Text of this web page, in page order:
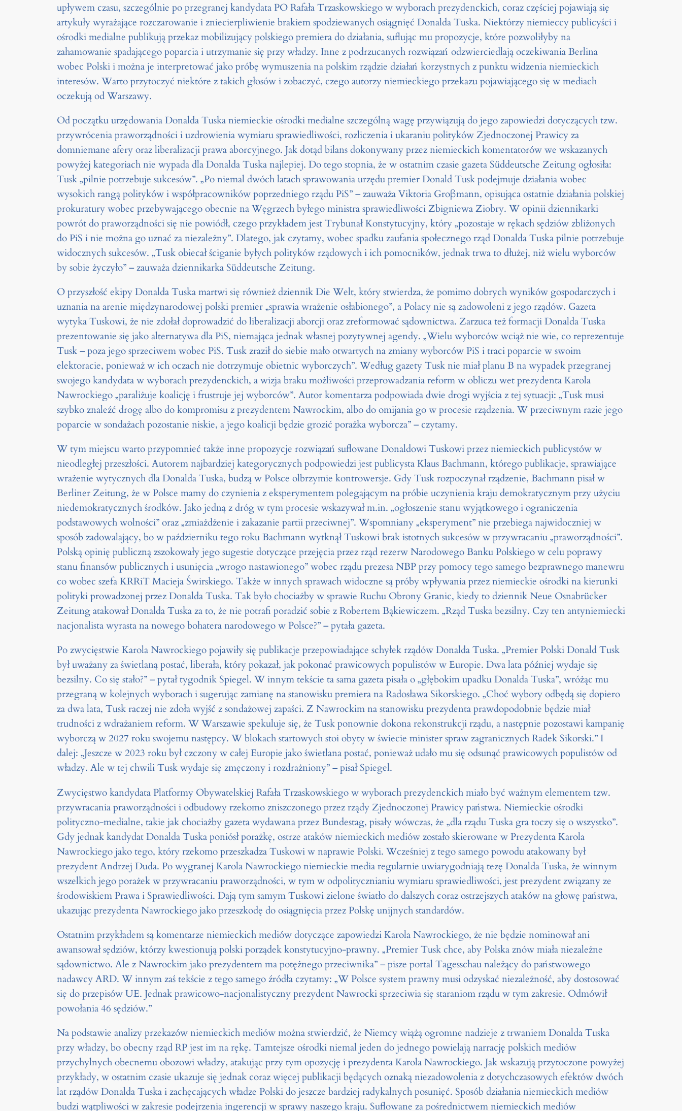
upływem czasu, szczególnie po przegranej kandydata PO Rafała Trzaskowskiego w wyborach prezydenckich, coraz częściej pojawiają się
artykuły wyrażające rozczarowanie i zniecierpliwienie brakiem spodziewanych osiągnięć Donalda Tuska. Niektórzy niemieccy publicyści i
ośrodki medialne publikują przekaz mobilizujący polskiego premiera do działania, suflując mu propozycje, które pozwoliłyby na
zahamowanie spadającego poparcia i utrzymanie się przy władzy. Inne z podrzucanych rozwiązań odzwierciedlają oczekiwania Berlina
wobec Polski i można je interpretować jako próbę wymuszenia na polskim rządzie działań korzystnych z punktu widzenia niemieckich
interesów. Warto przytoczyć niektóre z takich głosów i zobaczyć, czego autorzy niemieckiego przekazu pojawiającego się w mediach
oczekują od Warszawy.
Od początku urzędowania Donalda Tuska niemieckie ośrodki medialne szczególną wagę przywiązują do jego zapowiedzi dotyczących tzw.
przywrócenia praworządności i uzdrowienia wymiaru sprawiedliwości, rozliczenia i ukaraniu polityków Zjednoczonej Prawicy za
domniemane afery oraz liberalizacji prawa aborcyjnego. Jak dotąd bilans dokonywany przez niemieckich komentatorów we wskazanych
powyżej kategoriach nie wypada dla Donalda Tuska najlepiej. Do tego stopnia, że w ostatnim czasie gazeta Süddeutsche Zeitung ogłosiła:
Tusk „pilnie potrzebuje sukcesów”. „Po niemal dwóch latach sprawowania urzędu premier Donald Tusk podejmuje działania wobec
wysokich rangą polityków i współpracowników poprzedniego rządu PiS” – zauważa Viktoria Groβmann, opisująca ostatnie działania polskiej
prokuratury wobec przebywającego obecnie na Węgrzech byłego ministra sprawiedliwości Zbigniewa Ziobry. W opinii dziennikarki
powrót do praworządności się nie powiódł, czego przykładem jest Trybunał Konstytucyjny, który „pozostaje w rękach sędziów zbliżonych
do PiS i nie można go uznać za niezależny”. Dlatego, jak czytamy, wobec spadku zaufania społecznego rząd Donalda Tuska pilnie potrzebuje
widocznych sukcesów. „Tusk obiecał ściganie byłych polityków rządowych i ich pomocników, jednak trwa to dłużej, niż wielu wyborców
by sobie życzyło” – zauważa dziennikarka Süddeutsche Zeitung.
O przyszłość ekipy Donalda Tuska martwi się również dziennik Die Welt, który stwierdza, że pomimo dobrych wyników gospodarczych i
uznania na arenie międzynarodowej polski premier „sprawia wrażenie osłabionego”, a Polacy nie są zadowoleni z jego rządów. Gazeta
wytyka Tuskowi, że nie zdołał doprowadzić do liberalizacji aborcji oraz zreformować sądownictwa. Zarzuca też formacji Donalda Tuska
prezentowanie się jako alternatywa dla PiS, niemająca jednak własnej pozytywnej agendy. „Wielu wyborców wciąż nie wie, co reprezentuje
Tusk – poza jego sprzeciwem wobec PiS. Tusk zraził do siebie mało otwartych na zmiany wyborców PiS i traci poparcie w swoim
elektoracie, ponieważ w ich oczach nie dotrzymuje obietnic wyborczych”. Według gazety Tusk nie miał planu B na wypadek przegranej
swojego kandydata w wyborach prezydenckich, a wizja braku możliwości przeprowadzania reform w obliczu wet prezydenta Karola
Nawrockiego „paraliżuje koalicję i frustruje jej wyborców”. Autor komentarza podpowiada dwie drogi wyjścia z tej sytuacji: „Tusk musi
szybko znaleźć drogę albo do kompromisu z prezydentem Nawrockim, albo do omijania go w procesie rządzenia. W przeciwnym razie jego
poparcie w sondażach pozostanie niskie, a jego koalicji będzie grozić porażka wyborcza” – czytamy.
W tym miejscu warto przypomnieć także inne propozycje rozwiązań suflowane Donaldowi Tuskowi przez niemieckich publicystów w
nieodległej przeszłości. Autorem najbardziej kategorycznych podpowiedzi jest publicysta Klaus Bachmann, którego publikacje, sprawiające
wrażenie wytycznych dla Donalda Tuska, budzą w Polsce olbrzymie kontrowersje. Gdy Tusk rozpoczynał rządzenie, Bachmann pisał w
Berliner Zeitung, że w Polsce mamy do czynienia z eksperymentem polegającym na próbie uczynienia kraju demokratycznym przy użyciu
niedemokratycznych środków. Jako jedną z dróg w tym procesie wskazywał m.in. „ogłoszenie stanu wyjątkowego i ograniczenia
podstawowych wolności” oraz „zmiażdżenie i zakazanie partii przeciwnej”. Wspomniany „eksperyment” nie przebiega najwidoczniej w
sposób zadowalający, bo w październiku tego roku Bachmann wytknął Tuskowi brak istotnych sukcesów w przywracaniu „praworządności”.
Polską opinię publiczną zszokowały jego sugestie dotyczące przejęcia przez rząd rezerw Narodowego Banku Polskiego w celu poprawy
stanu finansów publicznych i usunięcia „wrogo nastawionego” wobec rządu prezesa NBP przy pomocy tego samego bezprawnego manewru
co wobec szefa KRRiT Macieja Świrskiego. Także w innych sprawach widoczne są próby wpływania przez niemieckie ośrodki na kierunki
polityki prowadzonej przez Donalda Tuska. Tak było chociażby w sprawie Ruchu Obrony Granic, kiedy to dziennik Neue Osnabrücker
Zeitung atakował Donalda Tuska za to, że nie potrafi poradzić sobie z Robertem Bąkiewiczem. „Rząd Tuska bezsilny. Czy ten antyniemiecki
nacjonalista wyrasta na nowego bohatera narodowego w Polsce?” – pytała gazeta.
Po zwycięstwie Karola Nawrockiego pojawiły się publikacje przepowiadające schyłek rządów Donalda Tuska. „Premier Polski Donald Tusk
był uważany za świetlaną postać, liberała, który pokazał, jak pokonać prawicowych populistów w Europie. Dwa lata później wydaje się
bezsilny. Co się stało?” – pytał tygodnik Spiegel. W innym tekście ta sama gazeta pisała o „głębokim upadku Donalda Tuska”, wróżąc mu
przegraną w kolejnych wyborach i sugerując zamianę na stanowisku premiera na Radosława Sikorskiego. „Choć wybory odbędą się dopiero
za dwa lata, Tusk raczej nie zdoła wyjść z sondażowej zapaści. Z Nawrockim na stanowisku prezydenta prawdopodobnie będzie miał
trudności z wdrażaniem reform. W Warszawie spekuluje się, że Tusk ponownie dokona rekonstrukcji rządu, a następnie pozostawi kampanię
wyborczą w 2027 roku swojemu następcy. W blokach startowych stoi obyty w świecie minister spraw zagranicznych Radek Sikorski.” I
dalej: „Jeszcze w 2023 roku był czczony w całej Europie jako świetlana postać, ponieważ udało mu się odsunąć prawicowych populistów od
władzy. Ale w tej chwili Tusk wydaje się zmęczony i rozdrażniony” – pisał Spiegel.
Zwycięstwo kandydata Platformy Obywatelskiej Rafała Trzaskowskiego w wyborach prezydenckich miało być ważnym elementem tzw.
przywracania praworządności i odbudowy rzekomo zniszczonego przez rządy Zjednoczonej Prawicy państwa. Niemieckie ośrodki
polityczno-medialne, takie jak chociażby gazeta wydawana przez Bundestag, pisały wówczas, że „dla rządu Tuska gra toczy się o wszystko”.
Gdy jednak kandydat Donalda Tuska poniósł porażkę, ostrze ataków niemieckich mediów zostało skierowane w Prezydenta Karola
Nawrockiego jako tego, który rzekomo przeszkadza Tuskowi w naprawie Polski. Wcześniej z tego samego powodu atakowany był
prezydent Andrzej Duda. Po wygranej Karola Nawrockiego niemieckie media regularnie uwiarygodniają tezę Donalda Tuska, że winnym
wszelkich jego porażek w przywracaniu praworządności, w tym w odpolitycznianiu wymiaru sprawiedliwości, jest prezydent związany ze
środowiskiem Prawa i Sprawiedliwości. Dają tym samym Tuskowi zielone światło do dalszych coraz ostrzejszych ataków na głowę państwa,
ukazując prezydenta Nawrockiego jako przeszkodę do osiągnięcia przez Polskę unijnych standardów.
Ostatnim przykładem są komentarze niemieckich mediów dotyczące zapowiedzi Karola Nawrockiego, że nie będzie nominował ani
awansował sędziów, którzy kwestionują polski porządek konstytucyjno-prawny. „Premier Tusk chce, aby Polska znów miała niezależne
sądownictwo. Ale z Nawrockim jako prezydentem ma potężnego przeciwnika” – pisze portal Tagesschau należący do państwowego
nadawcy ARD. W innym zaś tekście z tego samego źródła czytamy: „W Polsce system prawny musi odzyskać niezależność, aby dostosować
się do przepisów UE. Jednak prawicowo-nacjonalistyczny prezydent Nawrocki sprzeciwia się staraniom rządu w tym zakresie. Odmówił
powołania 46 sędziów.”
Na podstawie analizy przekazów niemieckich mediów można stwierdzić, że Niemcy wiążą ogromne nadzieje z trwaniem Donalda Tuska
przy władzy, bo obecny rząd RP jest im na rękę. Tamtejsze ośrodki niemal jeden do jednego powielają narrację polskich mediów
przychylnych obecnemu obozowi władzy, atakując przy tym opozycję i prezydenta Karola Nawrockiego. Jak wskazują przytoczone powyżej
przykłady, w ostatnim czasie ukazuje się jednak coraz więcej publikacji będących oznaką niezadowolenia z dotychczasowych efektów dwóch
lat rządów Donalda Tuska i zachęcających władze Polski do jeszcze bardziej radykalnych posunięć. Sposób działania niemieckich mediów
budzi wątpliwości w zakresie podejrzenia ingerencji w sprawy naszego kraju. Suflowane za pośrednictwem niemieckich mediów